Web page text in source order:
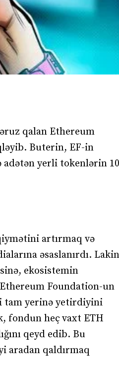
qalan Ethereum
Buterin, EF-in
adətən yerli tokenlərin
artırmaq və
əsaslanırdı. Lakin
ekosistemin
Foundation-un
tam yerinə yetirdiyini
fondun heç vaxt ETH
qeyd edib. Bu
aradan qaldırmaq